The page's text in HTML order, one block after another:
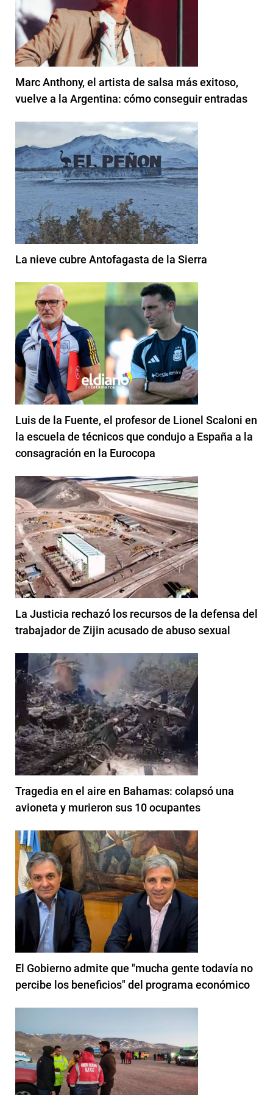
Marc Anthony, el artista de salsa más exitoso,
vuelve a la Argentina: cómo conseguir entradas
La nieve cubre Antofagasta de la Sierra
Luis de la Fuente, el profesor de Lionel Scaloni en
la escuela de técnicos que condujo a España a la
consagración en la Eurocopa
La Justicia rechazó los recursos de la defensa del
trabajador de Zijin acusado de abuso sexual
Tragedia en el aire en Bahamas: colapsó una
avioneta y murieron sus 10 ocupantes
El Gobierno admite que "mucha gente todavía no
percibe los beneficios" del programa económico